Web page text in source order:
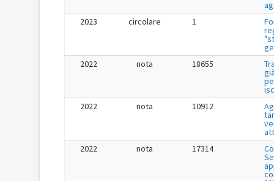
2023
circolare 1
2022
nota 18655
2022
nota 10912
2022
nota 17314